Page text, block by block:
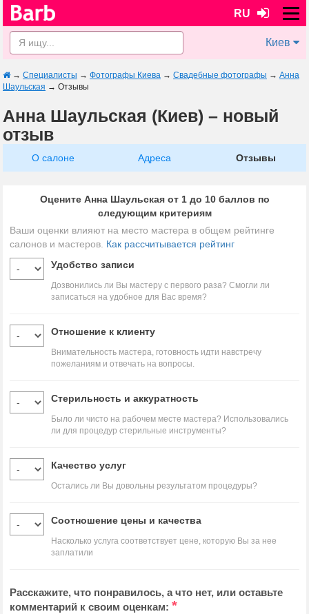
RU
Киев
→ Специалисты → Фотографы Киева → Свадебные фотографы → Анна
Шаульская → Отзывы
Анна Шаульская (Киев) – новый
отзыв
О салоне Адреса Отзывы
Оцените Анна Шаульская от 1 до 10 баллов по
следующим критериям
Ваши оценки влияют на место мастера в общем рейтинге
салонов и мастеров. Как рассчитывается рейтинг
Удобство записи
Дозвонились ли Вы мастеру с первого раза? Смогли ли
записаться на удобное для Вас время?
Отношение к клиенту
Внимательность мастера, готовность идти навстречу
пожеланиям и отвечать на вопросы.
Стерильность и аккуратность
Было ли чисто на рабочем месте мастера? Использовались
ли для процедур стерильные инструменты?
Качество услуг
Остались ли Вы довольны результатом процедуры?
Соотношение цены и качества
Насколько услуга соответствует цене, которую Вы за нее
заплатили
Расскажите, что понравилось, а что нет, или оставьте
комментарий к своим оценкам: *